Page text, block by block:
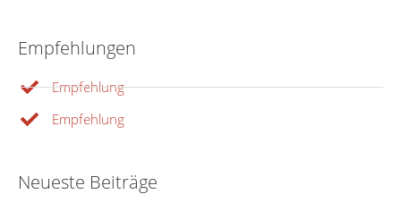
Empfehlungen
Empfehlung
Empfehlung
Neueste Beiträge